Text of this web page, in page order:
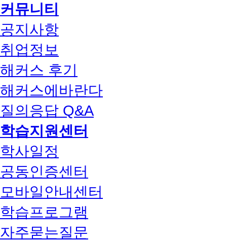
커뮤니티
공지사항
취업정보
해커스 후기
해커스에바란다
질의응답 Q&A
학습지원센터
학사일정
공동인증센터
모바일안내센터
학습프로그램
자주묻는질문